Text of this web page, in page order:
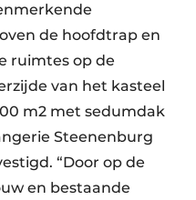
de hoofdtrap en
ruimtes op de
van het kasteel
m2 met sedumdak
Steenenburg
“Door op de
en bestaande